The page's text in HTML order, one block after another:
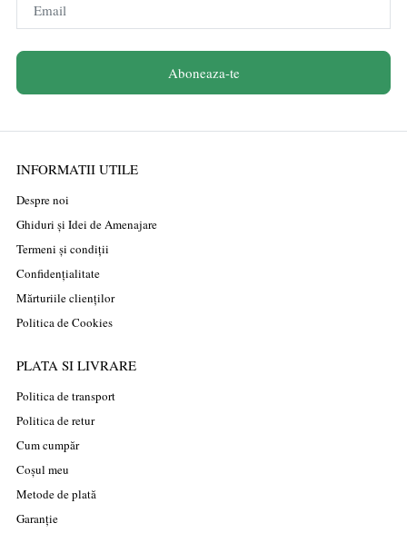
Email
Aboneaza-te
INFORMATII UTILE
Despre noi
Ghiduri și Idei de Amenajare
Termeni și condiții
Confidențialitate
Mărturiile clienților
Politica de Cookies
PLATA SI LIVRARE
Politica de transport
Politica de retur
Cum cumpăr
Coșul meu
Metode de plată
Garanție